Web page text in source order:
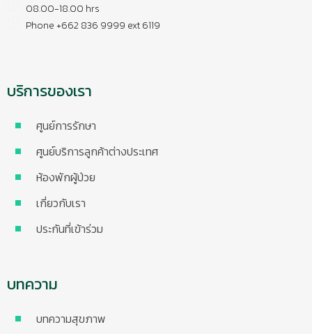
08.00-18.00 hrs
Phone +662 836 9999 ext 6119
บริการของเรา
ศูนย์การรักษา
ศูนย์บริการลูกค้าต่างประเทศ
ห้องพักผู้ป่วย
เกี่ยวกับเรา
ประกันที่เข้าร่วม
บทความ
บทความสุขภาพ